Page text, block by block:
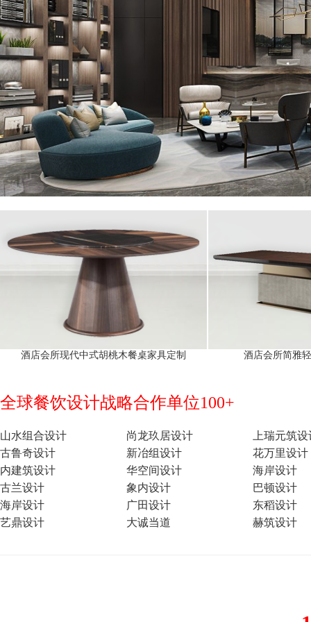
酒店会所现代中式胡桃木餐桌家具定制 酒店会所简雅
全球餐饮设计战略合作单位100+
山水组合设计 尚龙玖居设计
上瑞元筑
古鲁奇设计
新冶组设计
花万里设计
内建筑设计
华空间设计
海岸设计
古兰设计
象内设计
巴顿设计
海岸设计
广田设计
东稻设计
艺鼎设计
大诚当道 赫筑设计